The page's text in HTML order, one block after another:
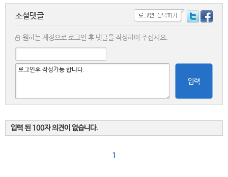
소셜댓글
원하는 계정으로 로그인 후 댓글을 작성하여 주십시요.
입력
입력 된 100자 의견이 없습니다.
1